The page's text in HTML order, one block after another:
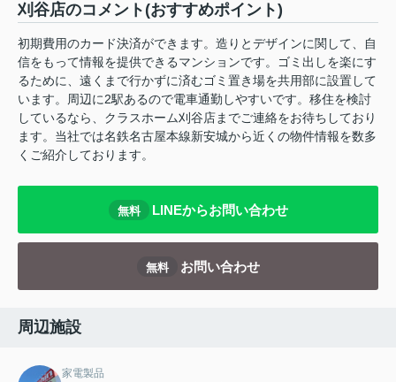
刈谷店のコメント(おすすめポイント)
初期費用のカード決済ができます。造りとデザインに関して、自
信をもって情報を提供できるマンションです。ゴミ出しを楽にす
るために、遠くまで行かずに済むゴミ置き場を共用部に設置して
います。周辺に2駅あるので電車通勤しやすいです。移住を検討
しているなら、クラスホーム刈谷店までご連絡をお待ちしており
ます。当社では名鉄名古屋本線新安城から近くの物件情報を数多
くご紹介しております。
無料 LINEからお問い合わせ
無料 お問い合わせ
周辺施設
家電製品